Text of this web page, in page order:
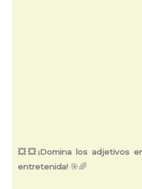
💥💥¡Domina los adjetivos
entretenida! 🎯🌈